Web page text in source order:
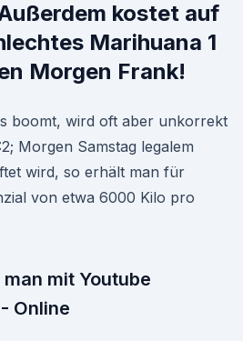
kostet auf
Marihuana 1
Morgen Frank!
boomt, wird oft aber unkorrekt
Morgen Samstag legalem
wird, so erhält man für
von etwa 6000 Kilo pro
mit Youtube
Online